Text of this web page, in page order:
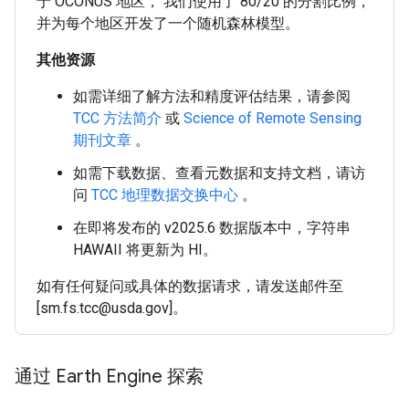
并为每个地区开发了一个随机森林模型。
其他资源
如需详细了解方法和精度评估结果，请参阅
TCC 方法简介 或 Science of Remote Sensing
期刊文章 。
如需下载数据、查看元数据和支持文档，请访
问 TCC 地理数据交换中心 。
在即将发布的 v2025.6 数据版本中，字符串
HAWAII 将更新为 HI。
如有任何疑问或具体的数据请求，请发送邮件至
[sm.fs.tcc@usda.gov]。
通过 Earth Engine 探索